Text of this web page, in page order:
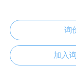
询
加入